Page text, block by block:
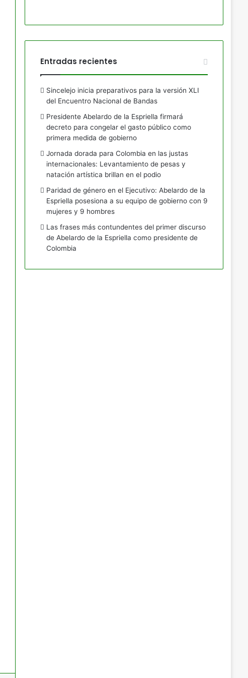
Entradas recientes
Sincelejo inicia preparativos para la versión XLI
del Encuentro Nacional de Bandas
Presidente Abelardo de la Espriella firmará
decreto para congelar el gasto público como
primera medida de gobierno
Jornada dorada para Colombia en las justas
internacionales: Levantamiento de pesas y
natación artística brillan en el podio
Paridad de género en el Ejecutivo: Abelardo de la
Espriella posesiona a su equipo de gobierno con 9
mujeres y 9 hombres
Las frases más contundentes del primer discurso
de Abelardo de la Espriella como presidente de
Colombia